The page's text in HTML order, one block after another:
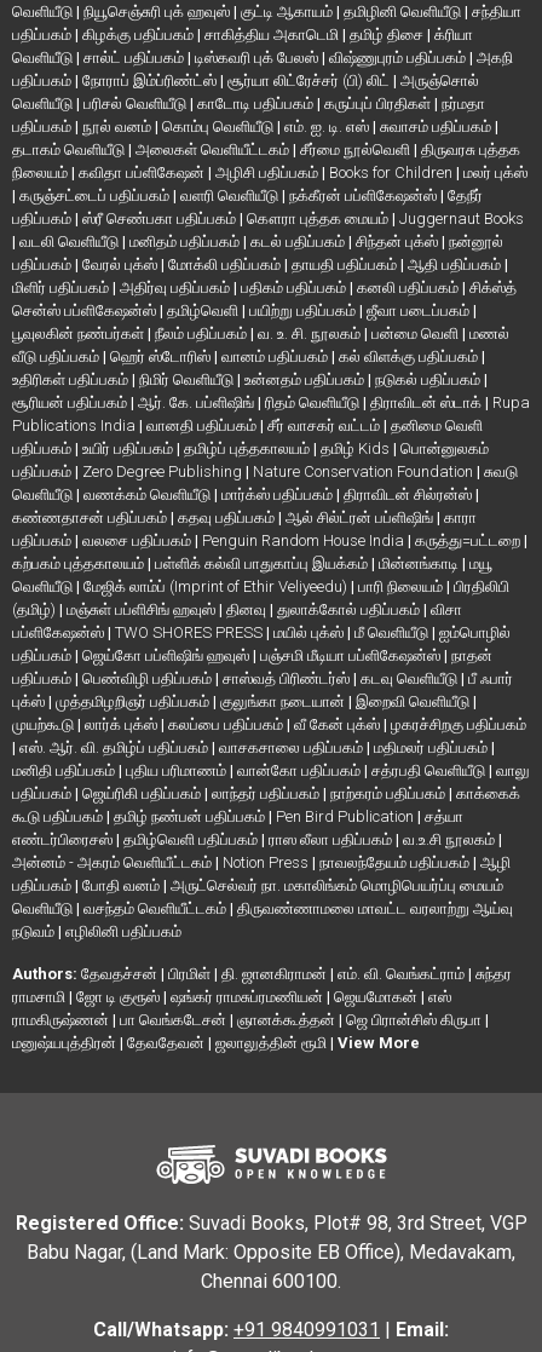
வெளியீடு | நியூசெஞ்சுரி புக் ஹவுஸ் | குட்டி ஆகாயம் | தமிழினி வெளியீடு | சந்தியா
பதிப்பகம் | கிழக்கு பதிப்பகம் | சாகித்திய அகாடெமி | தமிழ் திசை | க்ரியா
வெளியீடு | சால்ட் பதிப்பகம் | டிஸ்கவரி புக் பேலஸ் | விஷ்ணுபுரம் பதிப்பகம் | அகநி
பதிப்பகம் | நோராப் இம்ப்ரிண்ட்ஸ் | சூர்யா லிட்ரேச்சர் (பி) லிட் | அருஞ்சொல்
வெளியீடு | பரிசல் வெளியீடு | காடோடி பதிப்பகம் | கருப்புப் பிரதிகள் | நர்மதா
பதிப்பகம் | நூல் வனம் | கொம்பு வெளியீடு | எம். ஐ. டி. எஸ் | சுவாசம் பதிப்பகம் |
தடாகம் வெளியீடு | அலைகள் வெளியீட்டகம் | சீர்மை நூல்வெளி | திருவரசு புத்தக
நிலையம் | கவிதா பப்ளிகேஷன் | அழிசி பதிப்பகம் | Books for Children | மலர் புக்ஸ்
| கருஞ்சட்டைப் பதிப்பகம் | வளரி வெளியீடு | நக்கீரன் பப்ளிகேஷன்ஸ் | தேநீர்
பதிப்பகம் | ஸ்ரீ செண்பகா பதிப்பகம் | கௌரா புத்தக மையம் | Juggernaut Books
| வடலி வெளியீடு | மனிதம் பதிப்பகம் | கடல் பதிப்பகம் | சிந்தன் புக்ஸ் | நன்னூல்
பதிப்பகம் | வேரல் புக்ஸ் | மோக்லி பதிப்பகம் | தாயதி பதிப்பகம் | ஆதி பதிப்பகம் |
மிளிர் பதிப்பகம் | அதிர்வு பதிப்பகம் | பதிகம் பதிப்பகம் | கனலி பதிப்பகம் | சிக்ஸ்த்
சென்ஸ் பப்ளிகேஷன்ஸ் | தமிழ்வெளி | பயிற்று பதிப்பகம் | ஜீவா படைப்பகம் |
பூவுலகின் நண்பர்கள் | நீலம் பதிப்பகம் | வ. உ. சி. நூலகம் | பன்மை வெளி | மணல்
வீடு பதிப்பகம் | ஹெர் ஸ்டோரிஸ் | வானம் பதிப்பகம் | கல் விளக்கு பதிப்பகம் |
உதிரிகள் பதிப்பகம் | நிமிர் வெளியீடு | உன்னதம் பதிப்பகம் | நடுகல் பதிப்பகம் |
சூரியன் பதிப்பகம் | ஆர். கே. பப்ளிஷிங் | ரிதம் வெளியீடு | திராவிடன் ஸ்டாக் | Rupa
Publications India | வானதி பதிப்பகம் | சீர் வாசகர் வட்டம் | தனிமை வெளி
பதிப்பகம் | உயிர் பதிப்பகம் | தமிழ்ப் புத்தகாலயம் | தமிழ் Kids | பொன்னுலகம்
பதிப்பகம் | Zero Degree Publishing | Nature Conservation Foundation | சுவடு
வெளியீடு | வணக்கம் வெளியீடு | மார்க்ஸ் பதிப்பகம் | திராவிடன் சில்ரன்ஸ் |
கண்ணதாசன் பதிப்பகம் | கதவு பதிப்பகம் | ஆல் சில்ட்ரன் பப்ளிஷிங் | காரா
பதிப்பகம் | வலசை பதிப்பகம் | Penguin Random House India | கருத்து=பட்டறை |
கற்பகம் புத்தகாலயம் | பள்ளிக் கல்வி பாதுகாப்பு இயக்கம் | மின்னங்காடி | மயூ
வெளியீடு | மேஜிக் லாம்ப் (Imprint of Ethir Veliyeedu) | பாரி நிலையம் | பிரதிலிபி
(தமிழ்) | மஞ்சுள் பப்ளிசிங் ஹவுஸ் | தினவு | துலாக்கோல் பதிப்பகம் | விசா
பப்ளிகேஷன்ஸ் | TWO SHORES PRESS | மயில் புக்ஸ் | மீ வெளியீடு | ஐம்பொழில்
பதிப்பகம் | ஜெய்கோ பப்ளிஷிங் ஹவுஸ் | பஞ்சமி மீடியா பப்ளிகேஷன்ஸ் | நாதன்
பதிப்பகம் | பெண்விழி பதிப்பகம் | சாஸ்வத் பிரிண்டர்ஸ் | கடவு வெளியீடு | பீ ஃபார்
புக்ஸ் | முத்தமிழறிஞர் பதிப்பகம் | குலுங்கா நடையான் | இறைவி வெளியீடு |
முயற்கூடு | லார்க் புக்ஸ் | கலப்பை பதிப்பகம் | வீ கேன் புக்ஸ் | ழகரச்சிறகு பதிப்பகம்
| எஸ். ஆர். வி. தமிழ்ப் பதிப்பகம் | வாசகசாலை பதிப்பகம் | மதிமலர் பதிப்பகம் |
மனிதி பதிப்பகம் | புதிய பரிமாணம் | வான்கோ பதிப்பகம் | சத்ரபதி வெளியீடு | வாலு
பதிப்பகம் | ஜெய்ரிகி பதிப்பகம் | லாந்தர் பதிப்பகம் | நாற்கரம் பதிப்பகம் | காக்கைக்
கூடு பதிப்பகம் | தமிழ் நண்பன் பதிப்பகம் | Pen Bird Publication | சத்யா
எண்டர்பிரைசஸ் | தமிழ்வெளி பதிப்பகம் | ராஸ லீலா பதிப்பகம் | வ.உ.சி நூலகம் |
அன்னம் - அகரம் வெளியீட்டகம் | Notion Press | நாவலந்தேயம் பதிப்பகம் | ஆழி
பதிப்பகம் | போதி வனம் | அருட்செல்வர் நா. மகாலிங்கம் மொழிபெயர்ப்பு மையம்
வெளியீடு | வசந்தம் வெளியீட்டகம் | திருவண்ணாமலை மாவட்ட வரலாற்று ஆய்வு
நடுவம் | எழிலினி பதிப்பகம்
Authors: தேவதச்சன் | பிரமிள் | தி. ஜானகிராமன் | எம். வி. வெங்கட்ராம் | சுந்தர
ராமசாமி | ஜோ டி குரூஸ் | ஷங்கர் ராமசுப்ரமணியன் | ஜெயமோகன் | எஸ்
ராமகிருஷ்ணன் | பா வெங்கடேசன் | ஞானக்கூத்தன் | ஜெ பிரான்சிஸ் கிருபா |
மனுஷ்யபுத்திரன் | தேவதேவன் | ஜலாலுத்தின் ரூமி | View More
Registered Office: Suvadi Books, Plot# 98, 3rd Street, VGP
Babu Nagar, (Land Mark: Opposite EB Office), Medavakam,
Chennai 600100.
Call/Whatsapp: +91 9840991031 | Email: